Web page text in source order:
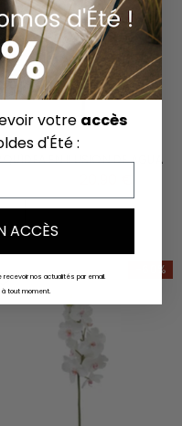
EN ILUSIÓN DE AGUA
€
-60%
votre accès
d'Été :
ACCÈS
nos actualités par email.
à tout moment.